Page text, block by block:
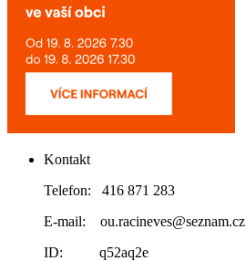
Kontakt
Telefon: 416 871 283
E-mail: ou.racineves@seznam.cz
ID: q52aq2e